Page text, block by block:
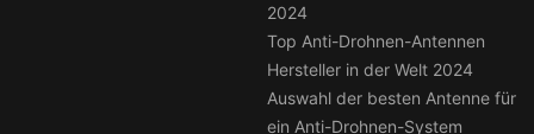
2024
Top Anti-Drohnen-Antennen
Hersteller in der Welt 2024
Auswahl der besten Antenne für
ein Anti-Drohnen-System